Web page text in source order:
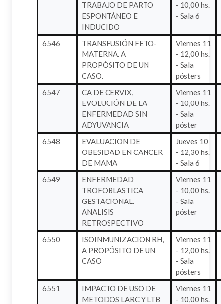
TRABAJO DE PARTO
ESPONTÁNEO E
INDUCIDO
- 10,00 hs.
- Sala 6
6546
TRANSFUSIÓN FETO-
MATERNA. A
PROPÓSITO DE UN
CASO.
Viernes 11
- 12,00 hs.
- Sala
pósters
6547
CA DE CERVIX,
EVOLUCIÓN DE LA
ENFERMEDAD SIN
ADYUVANCIA
Viernes 11
- 10,00 hs.
- Sala
póster
6548
EVALUACION DE
OBESIDAD EN CANCER
DE MAMA
Jueves 10
- 12,30 hs.
- Sala 6
6549
ENFERMEDAD
TROFOBLASTICA
GESTACIONAL.
ANALISIS
RETROSPECTIVO
Viernes 11
- 10,00 hs.
- Sala
póster
6550
ISOINMUNIZACION RH,
A PROPÓSITO DE UN
CASO
Viernes 11
- 12,00 hs.
- Sala
pósters
6551
IMPACTO DE USO DE
METODOS LARC Y LTB
Viernes 11
- 10,00 hs.